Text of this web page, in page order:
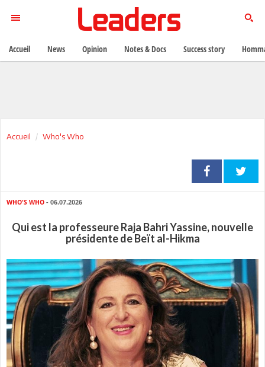
Accueil Who's Who
WHO'S WHO - 06.07.2026
Qui est la professeure Raja Bahri Yassine, nouvelle
présidente de Beït al-Hikma
Accueil News Opinion Notes & Docs Success story